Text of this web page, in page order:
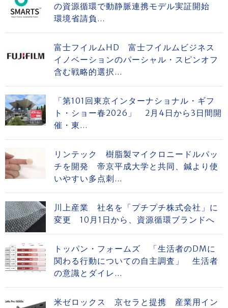
の資源循環で動静脈連携モデル実証開始
環境省請負...
富士フイルムHD 富士フイルムビジネス
イノベーションのパーシャル・スピンオフ
含む戦略的選択...
「第101回東京インターナショナル・ギフ
ト・ショー春2026」 2月4日から3日間開
催・東...
リンテック 樹脂製マイクロニードルパッ
チを開発 帝京平成大学と共同、鍼より使
いやすい多点刺...
川上産業 社名を「プチプチ株式会社」に
変更 10月1日から、資源循環ブランドへ
トッパン・フォームズ 「生活者のDMに
関わる行動についての自主調査」 生活者
の意識とダイレ...
米ゼロックス 京セラと提携 産業用イン